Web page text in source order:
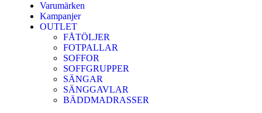
Varumärken
Kampanjer
OUTLET
FÅTÖLJER
FOTPALLAR
SOFFOR
SOFFGRUPPER
SÄNGAR
SÄNGGAVLAR
BÄDDMADRASSER